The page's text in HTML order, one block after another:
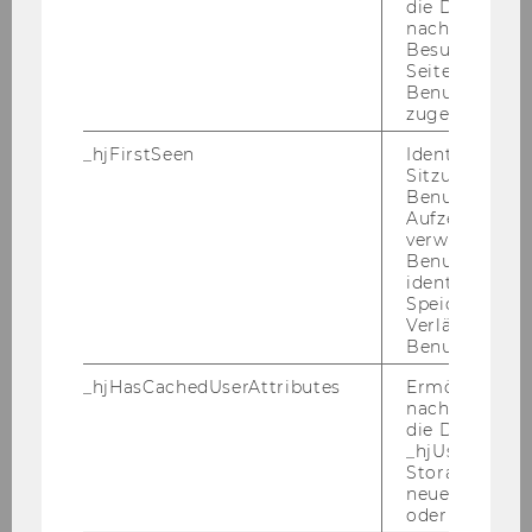
strebt eine Er­hö­hung des An­teils von Frau­en in
Lei­tungs­po­si­tio­nen an und for­dert des­halb
qua­li­fi­zier­te Frau­en nach­drück­lich auf, sich zu
be­wer­ben. Fahrt­kos­ten und sons­ti­ge Auf­wen­
dun­gen, die im Zu­sam­men­hang mit der Be­
wer­bung ent­ste­hen, wer­den nicht ver­gü­tet.
Be­wer­bun­gen sind bis spä­tes­tens 28. Fe­bru­ar
2007 (Datum des Post­stem­pels) an den Vor­sit­
zen­den des Se­nats der Leopold-​Franzens-
Universität Inns­bruck, Univ.-Prof. Dr. Ivo Ha­j­nal,
Büro des Se­nats, Inn­rain 52, 6020 Inns­bruck zu
rich­ten, der auch für wei­te­re An­fra­gen zur Ver­
fü­gung steht (se­nats­buero@uibk.ac.at).
Mitteilungsblatt vom 31. Jänner 2007, 21.
108) Stellenausschreibungen der
die Daten von
Besuchen
Seite
Benutzer-ID
zugeordnet
_hjFirstSeen Identifiziert
Sitzung eines
Benutzers.
verwendet,
identifizieren.
Verlängert
_hjHasCachedUserAttributes
Ermöglicht
die Daten in
Storage auf
neuesten
oder nicht.